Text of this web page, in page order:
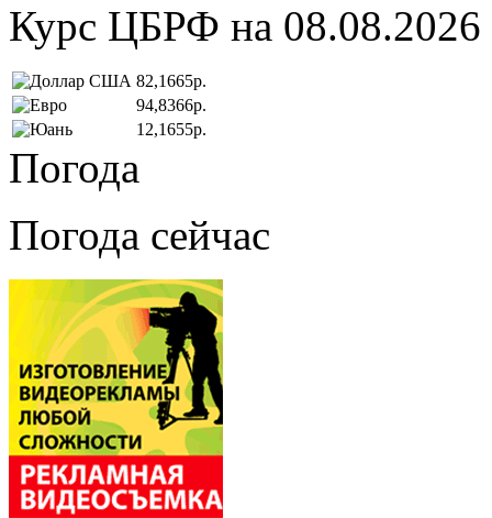
Курс ЦБРФ на 08.08.2026
82,1665р.
94,8366р.
12,1655р.
Погода
Погода сейчас